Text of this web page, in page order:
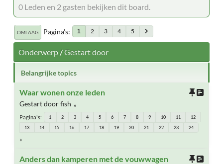
0 Leden en 2 gasten bekijken dit board.
OMLAAG Pagina's 1 2 3 4 5
Onderwerp/Gestart door
Belangrijke topics
Waar wonen onze leden
Gestart door fish
Pagina's 1 2 3 4 5 6 7 8 9 10 11
12
13
14 15 16 17 18 19 20 21 22 23 24
Anders dan kamperen met de vouwwagen